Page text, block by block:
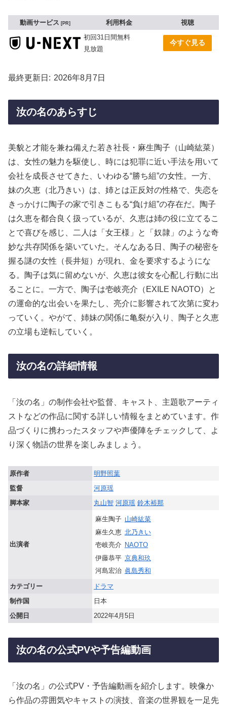
動画サービス PR 利用料金
視聴
初回31日間無料
見放題
今すぐ見る
最終更新日 2026年8月7日
汝の名のあらすじ
美貌と才能を兼ね備えた若き社長・麻生陶子（山崎紘菜）
は、女性の魅力を駆使し、時には犯罪に近い手法を用いて
会社を成長させてきた、いわゆる“勝ち組”の女性。一方、
妹の久恵（北乃きい）は、姉とは正反対の性格で、失恋を
きっかけに陶子の家で引きこもる“負け組”の存在だ。陶子
は久恵を都合良く扱っているが、久恵は姉の役に立てるこ
とで喜びを感じ、二人は「女王様」と「奴隷」のような奇
妙な共存関係を築いていた。そんなある日、陶子の秘密を
握る謎の女性（長井短）が現れ、金を要求するようにな
る。陶子は気に留めないが、久恵は彼女を心配し行動に出
ることに。一方で、陶子は壱岐亮介（EXILE NAOTO）と
の運命的な出会いを果たし、亮介に影響されて次第に変わ
っていく。やがて、姉妹の関係に亀裂が入り、陶子と久恵
の立場も逆転していく。
汝の名の詳細情報
「汝の名」の制作会社や監督、キャスト、主題歌アーティ
ストなどの作品に関する詳しい情報をまとめています。作
品づくりに携わったスタッフや声優陣をチェックして、よ
り深く物語の世界を楽しみましょう。
原作者
明野照葉
監督
河原瑶
脚本家
丸山智 河原瑶 鈴木裕那
出演者
麻生陶子 山崎紘菜
麻生久恵 北乃きい
壱岐亮介 NAOTO
伊藤恭平 京典和玖
河島宏治 眞島秀和
カテゴリー
ドラマ
制作国
日本
公開日
2022年4月5日
汝の名の公式PVや予告編動画
「汝の名」の公式PV・予告編動画を紹介します。映像か
ら作品の雰囲気やキャストの演技、音楽の世界観を一足先